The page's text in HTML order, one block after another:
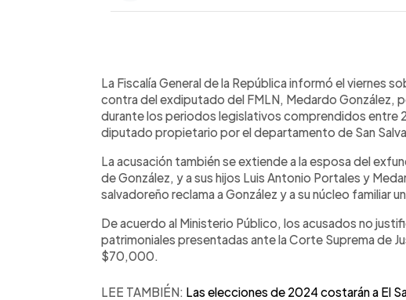
► Escuchar artículo
La Fiscalía General de la República informó el viernes
contra del exdiputado del FMLN, Medardo González,
durante los periodos legislativos comprendidos entre
diputado propietario por el departamento de San
La acusación también se extiende a la esposa del
de González, y a sus hijos Luis Antonio Portales y
salvadoreño reclama a González y a su núcleo familiar
De acuerdo al Ministerio Público, los acusados no
patrimoniales presentadas ante la Corte Suprema de
$70,000.
LEE TAMBIÉN: Las elecciones de 2024 costarán a El